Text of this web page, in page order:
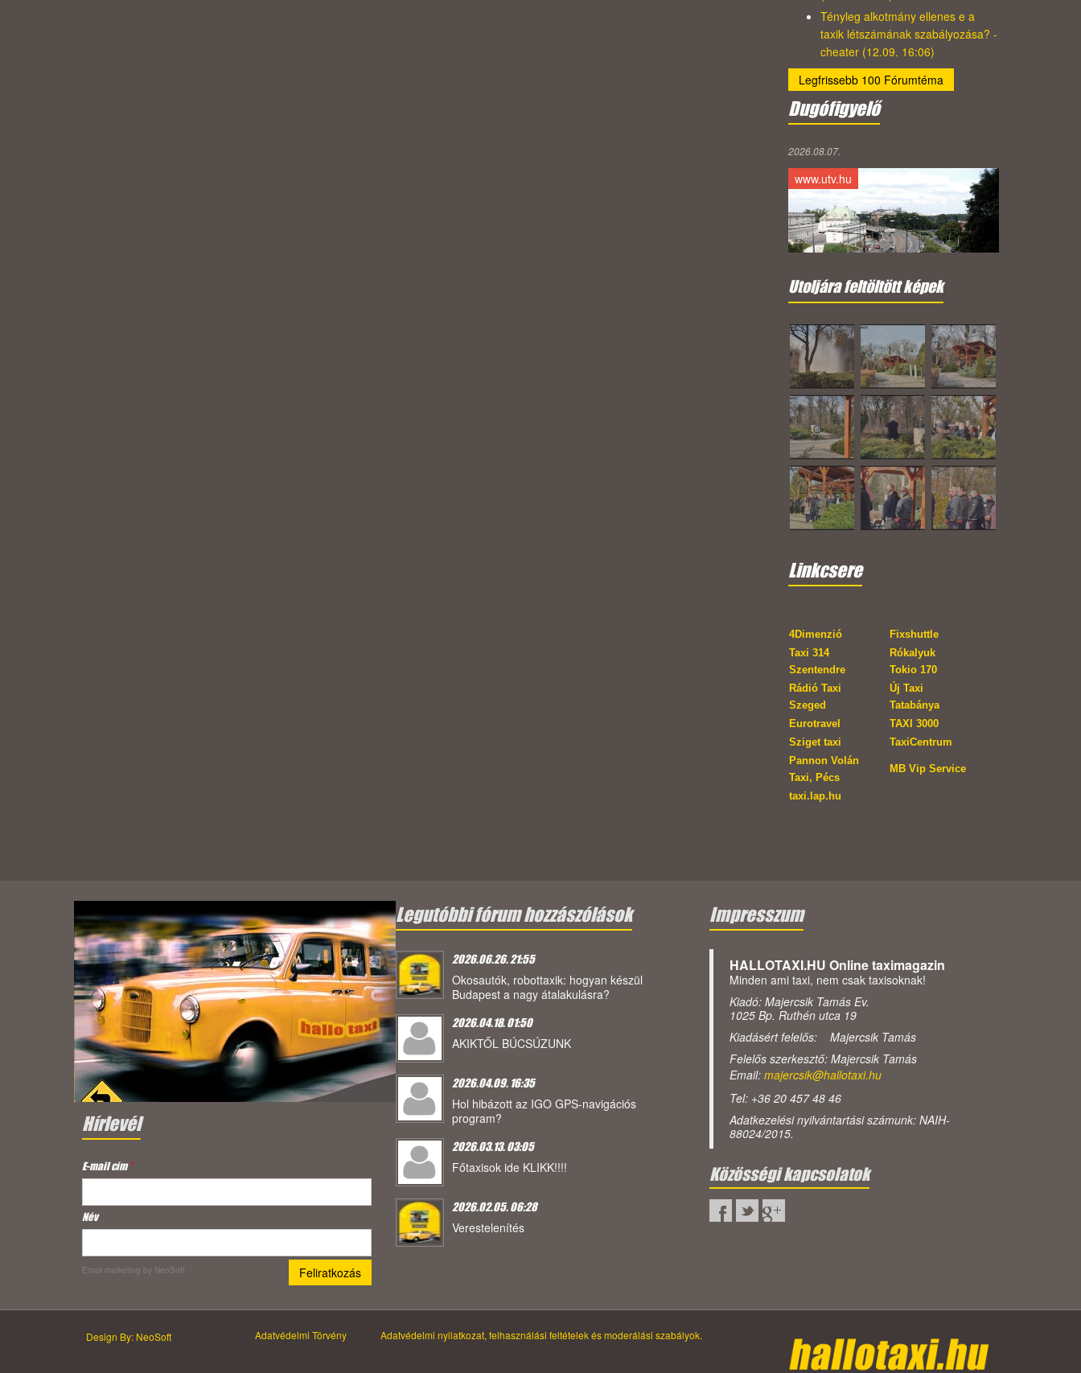
Tényleg alkotmány ellenes e a
taxik létszámának szabályozása? -
cheater (12.09. 16:06)
Legfrissebb 100 Fórumtéma
Dugófigyelő
2026.08.07.
www.utv.hu
Utoljára feltöltött képek
Linkcsere
4Dimenzió
Fixshuttle
Taxi 314
Szentendre
Rókalyuk
Tokio 170
Rádió Taxi
Szeged
Új Taxi
Tatabánya
Eurotravel
TAXI 3000
Sziget taxi
TaxiCentrum
Pannon Volán
Taxi, Pécs
MB Vip Service
taxi.lap.hu
Hírlevél
E-mail cím*
Név
Email marketing by NeoSoft
Legutóbbi fórum hozzászólások
2026.06.26. 21:55
Okosautók, robottaxik: hogyan készül
Budapest a nagy átalakulásra?
2026.04.18. 01:50
AKIKTŐL BÚCSÚZUNK
2026.04.09. 16:35
Hol hibázott az IGO GPS-navigációs
program?
2026.03.13. 03:05
Főtaxisok ide KLIKK!!!!
2026.02.05. 06:28
Verestelenítés
Impresszum
HALLOTAXI.HU Online taximagazin
Minden ami taxi, nem csak taxisoknak!
Kiadó: Majercsik Tamás Ev.
1025 Bp. Ruthén utca 19
Kiadásért felelős: Majercsik Tamás
Felelős szerkesztő: Majercsik Tamás
Email: majercsik@hallotaxi.hu
Tel: +36 20 457 48 46
Adatkezelési nyilvántartási számunk: NAIH-
88024/2015.
Közösségi kapcsolatok
Design By: NeoSoft Adatvédelmi Törvény Adatvédelmi nyilatkozat, felhasználási feltételek és moderálási szabályok.